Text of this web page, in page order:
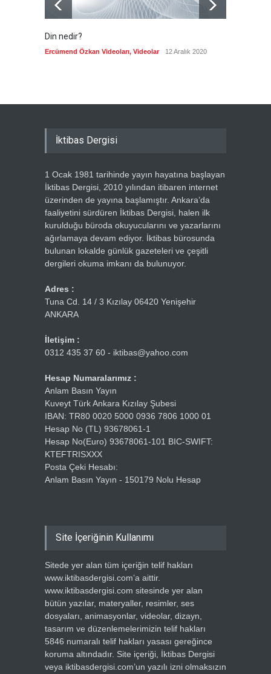
Din nedir?
Ercümend Özkan Videoları, Videolar 12 Aralık 2020
İktibas Dergisi
1 Ocak 1981 tarihinde yayın hayatına başlayan
İktibas Dergisi, 2010 yılından itibaren internet
üzerinden de yayına başlamıştır. Ankara’da
faaliyetini sürdüren İktibas Dergisi, halen ilk
kurulduğu büroda okuyucularını ve yazarlarını
ağırlamaya devam ediyor. İktibas bürosunda
bulunan lokalde günlük gazeteleri ve çeşitli
dergileri okuma imkanı da bulunuyor.
Adres :
Tuna Cd. 14 / 3 Kızılay 06420 Yenişehir
ANKARA
İletişim :
0312 435 37 60 - iktibas@yahoo.com
Hesap Numaralarımız :
Anlam Basın Yayın
Kuveyt Türk Ankara Kızılay Şubesi
IBAN: TR80 0020 5000 0936 7806 1000 01
Hesap No (TL) 93678061-1
Hesap No(Euro) 93678061-101 BIC-SWIFT:
KTEFTRISXXX
Posta Çeki Hesabı:
Anlam Basın Yayın - 150179 Nolu Hesap
Site İçeriğinin Kullanımı
Sitede yer alan tüm içeriğin telif hakları
www.iktibasdergisi.com’a aittir.
www.iktibasdergisi.com sitesinde yer alan
bütün yazılar, materyaller, resimler, ses
dosyaları, animasyonlar, videolar, dizayn,
tasarım ve düzenlemelerimizin telif hakları
5846 numaralı telif hakları yasası gereğince
koruma altındadır. Site içeriği, İktibas Dergisi
veya iktibasdergisi.com’un yazılı izni olmaksızın